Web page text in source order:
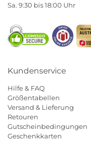
Sa. 9:30 bis 18:00 Uhr
Kundenservice
Hilfe & FAQ
Größentabellen
Versand & Lieferung
Retouren
Gutscheinbedingungen
Geschenkkarten